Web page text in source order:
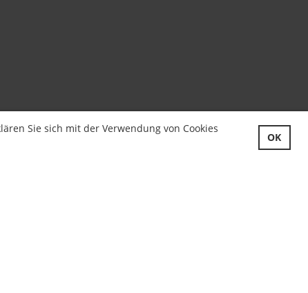
Sie sich mit der Verwendung von Cookies
OK